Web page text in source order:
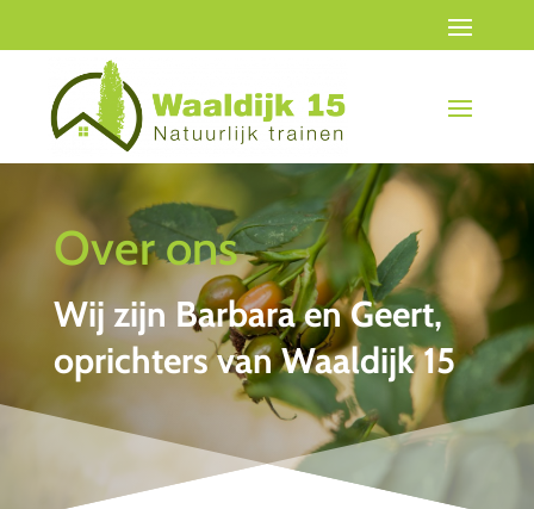
Over ons
Wij zijn Barbara en Geert,
oprichters van Waaldijk 15